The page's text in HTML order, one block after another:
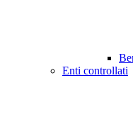
Enti controllati